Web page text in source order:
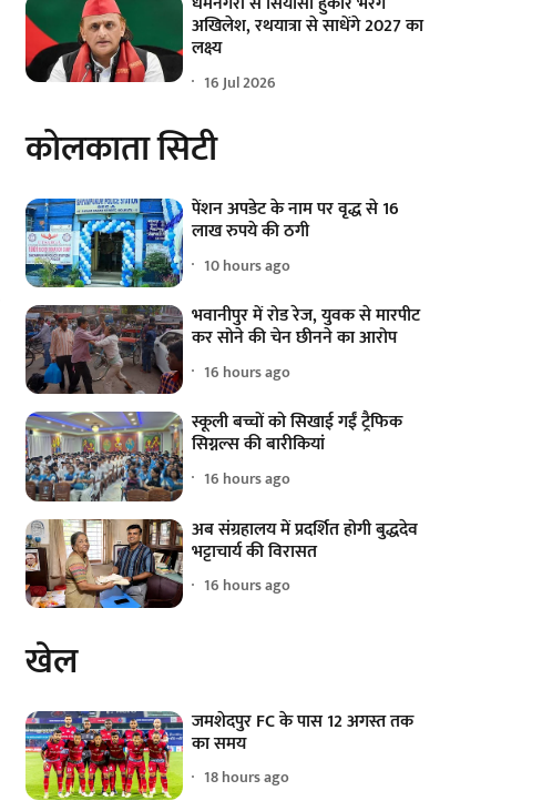
अखिलेश, रथयात्रा से साधेंगे 2027 का
लक्ष्य
16 Jul 2026
कोलकाता सिटी
पेंशन अपडेट के नाम पर वृद्ध से 16
लाख रुपये की ठगी
10 hours ago
भवानीपुर में रोड रेज, युवक से मारपीट
कर सोने की चेन छीनने का आरोप
16 hours ago
स्कूली बच्चों को सिखाई गईं ट्रैफिक
सिग्नल्स की बारीकियां
16 hours ago
अब संग्रहालय में प्रदर्शित होगी बुद्धदेव
भट्टाचार्य की विरासत
16 hours ago
खेल
जमशेदपुर FC के पास 12 अगस्त तक
का समय
18 hours ago